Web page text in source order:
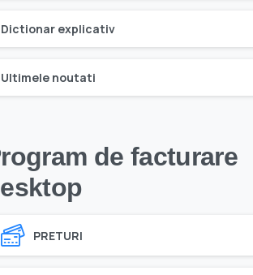
Dictionar explicativ
Ultimele noutati
de facturare
PRETURI